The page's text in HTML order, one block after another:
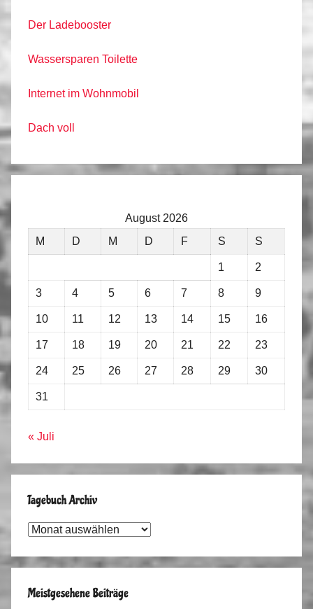
Der Ladebooster
Wassersparen Toilette
Internet im Wohnmobil
Dach voll
August 2026
M
D M D F S S
1 2
3 4 5 6 7 8 9
10 11 12 13 14 15 16
17 18 19 20 21 22 23
24 25 26 27 28 29 30
31
« Juli
Tagebuch Archiv
Tagebuch
Meistgesehene Beiträge